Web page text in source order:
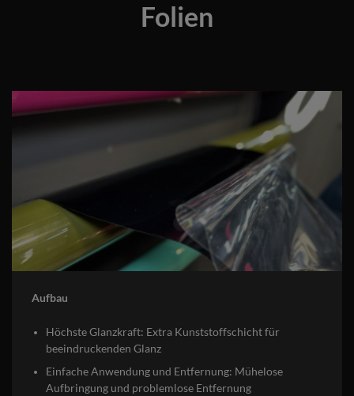
Folien
Aufbau
Höchste Glanzkraft: Extra Kunststoffschicht für
beeindruckenden Glanz
Einfache Anwendung und Entfernung: Mühelose
Aufbringung und problemlose Entfernung